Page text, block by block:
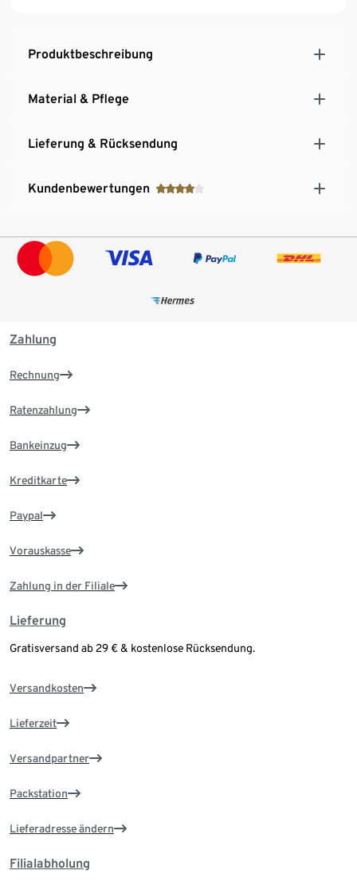
Produktbeschreibung
Material & Pflege
Lieferung & Rücksendung
Kundenbewertungen
Zahlung
Rechnung
Ratenzahlung
Bankeinzug
Kreditkarte
Paypal
Vorauskasse
Zahlung in der Filiale
Lieferung
Gratisversand ab 29 € & kostenlose Rücksendung.
Versandkosten
Lieferzeit
Versandpartner
Packstation
Lieferadresse ändern
Filialabholung